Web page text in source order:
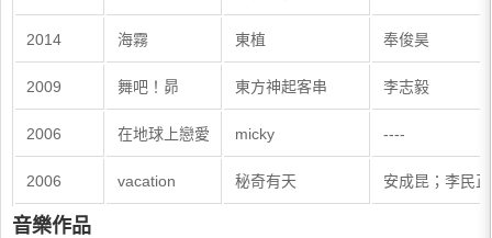
2014 海霧 東植 奉俊昊
2009 舞吧！昴 東方神起客串 李志毅
2006 在地球上戀愛 micky ----
2006 vacation 秘奇有天 安成昆；李民正
音樂作品